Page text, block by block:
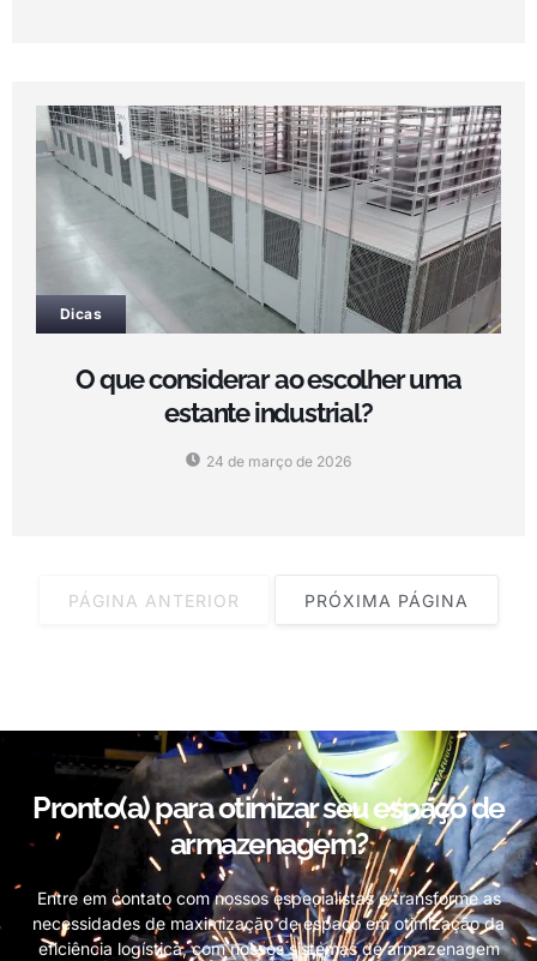
Dicas
O que considerar ao escolher uma
estante industrial?
24 de março de 2026
PÁGINA ANTERIOR PRÓXIMA PÁGINA
Pronto(a) para otimizar seu espaço de
armazenagem?
Entre em contato com nossos especialistas e transforme as
necessidades de maximização de espaço em otimização da
eficiência logística, com nossos sistemas de armazenagem